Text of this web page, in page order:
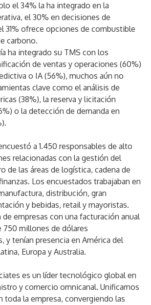
el 34% la ha integrado en la
el 30% en decisiones de
31% ofrece opciones de combustible
carbono.
ha integrado su TMS con los
de ventas y operaciones (60%)
o IA (56%), muchos aún no
clave como el análisis de
(38%), la reserva y licitación
o la detección de demanda en
a 1.450 responsables de alto
relacionadas con la gestión del
de las áreas de logística, cadena de
Los encuestados trabajaban en
distribución, gran
y bebidas, retail y mayoristas.
empresas con una facturación anual
750 millones de dólares
y tenían presencia en América del
Europa y Australia.
es un líder tecnológico global en
y comercio omnicanal. Unificamos
toda la empresa, convergiendo las